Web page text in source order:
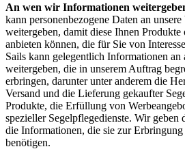
An wen wir Informationen
kann personenbezogene Daten an
weitergeben, damit diese Ihnen Produkte
anbieten können, die für Sie von
Sails kann gelegentlich Informationen an
weitergeben, die in unserem Auftrag
erbringen, darunter unter anderem die
Versand und die Lieferung gekaufter
Produkte, die Erfüllung von
spezieller Segelpflegedienste. Wir geben
die Informationen, die sie zur
benötigen.